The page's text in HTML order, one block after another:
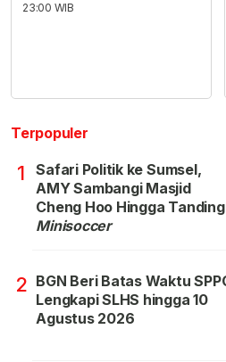
23:00 WIB
Terpopuler
1
Safari Politik ke Sumsel,
AMY Sambangi Masjid
Cheng Hoo Hingga Tanding
Minisoccer
2 BGN Beri Batas Waktu
Lengkapi SLHS hingga 10
Agustus 2026